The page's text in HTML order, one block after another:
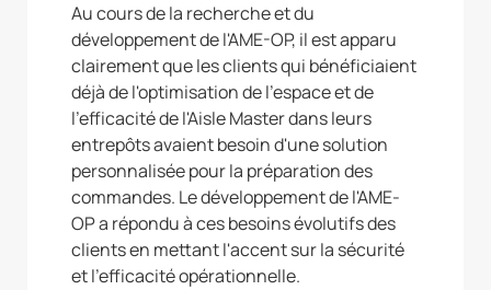
Au cours de la recherche et du
développement de l'AME-OP, il est apparu
clairement que les clients qui bénéficiaient
déjà de l'optimisation de l'espace et de
l'efficacité de l'Aisle Master dans leurs
entrepôts avaient besoin d'une solution
personnalisée pour la préparation des
commandes. Le développement de l'AME-
OP a répondu à ces besoins évolutifs des
clients en mettant l'accent sur la sécurité
et l'efficacité opérationnelle.